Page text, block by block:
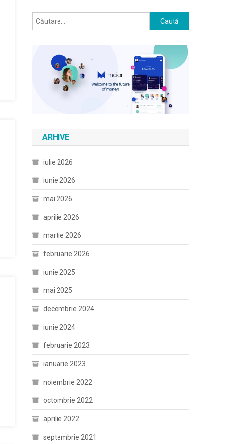
Caută
după:
ARHIVE
iulie 2026
iunie 2026
mai 2026
aprilie 2026
martie 2026
februarie 2026
iunie 2025
mai 2025
decembrie 2024
iunie 2024
februarie 2023
ianuarie 2023
noiembrie 2022
octombrie 2022
aprilie 2022
septembrie 2021